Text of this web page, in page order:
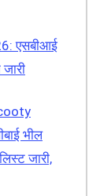
एसबीआई
भील
जारी,